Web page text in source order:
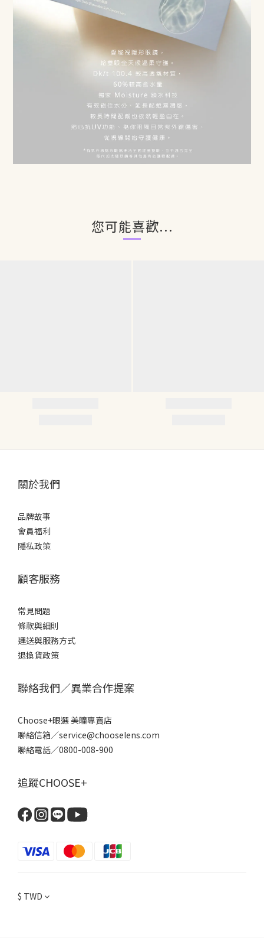
您可能喜歡...
關於我們
品牌故事
會員福利
隱私政策
顧客服務
常見問題
條款與細則
運送與服務方式
退換貨政策
聯絡我們／異業合作提案
Choose+眼選 美瞳專賣店
聯絡信箱／service@chooselens.com
聯絡電話／0800-008-900
追蹤CHOOSE+
$ TWD